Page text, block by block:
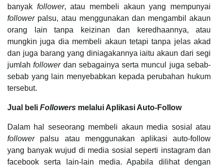
banyak follower, atau membeli akaun yang mempunyai
followerpalsu, atau menggunakan dan mengambil akaun
orang lain tanpa keizinan dan keredhaannya, atau
mungkin juga dia membeli akaun tetapi tanpa jelas akad
dan juga barang yang diniagakannya iaitu akaun dari segi
jumlahfollowerdan sebagainya serta muncul juga sebab-
sebab yang lain menyebabkan kepada perubahan hukum
tersebut.
Jual beli Followers melalui Aplikasi Auto-Follow
Dalam hal seseorang membeli akaun media sosial atau
followerpalsu atau menggunakan aplikasi auto-follow
yang banyak wujud di media sosial seperti instagram dan
facebook serta lain-lain media. Apabila dilihat dengan